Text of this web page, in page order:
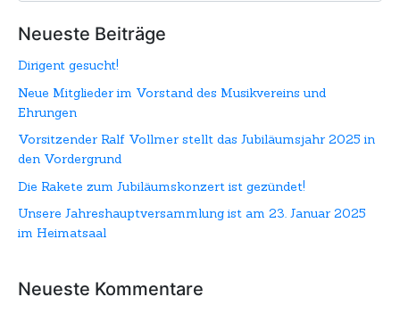
Neueste Beiträge
Dirigent gesucht!
Neue Mitglieder im Vorstand des Musikvereins und
Ehrungen
Vorsitzender Ralf Vollmer stellt das Jubiläumsjahr 2025 in
den Vordergrund
Die Rakete zum Jubiläumskonzert ist gezündet!
Unsere Jahreshauptversammlung ist am 23. Januar 2025
im Heimatsaal
Neueste Kommentare